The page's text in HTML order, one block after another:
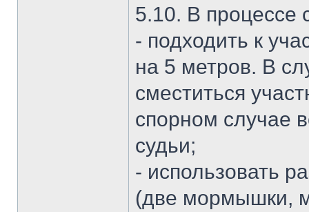
5.10. В процессе
- подходить к
на 5 метров. В
сместиться
спорном случае
судьи;
- использовать
(две мормышки,